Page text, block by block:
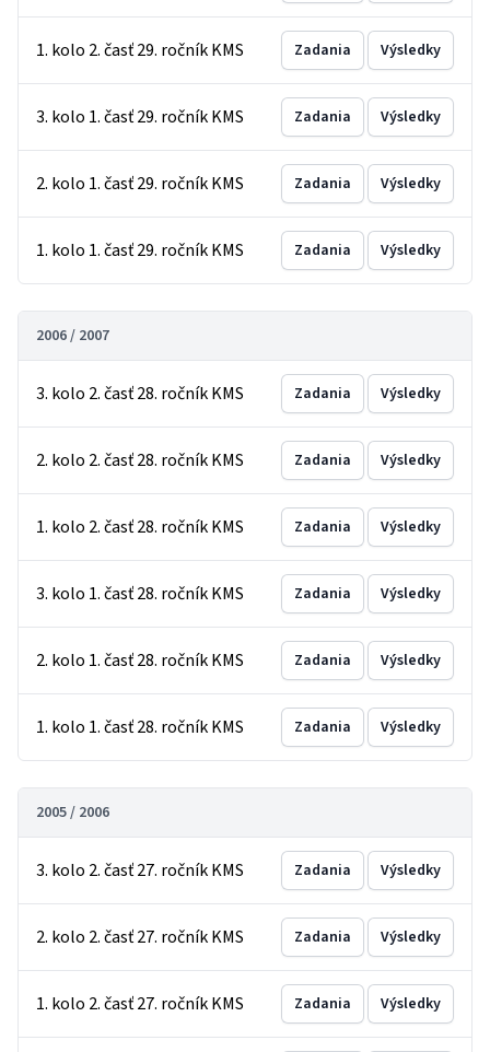
1. kolo 2. časť 29. ročník KMS Zadania Výsledky
3. kolo 1. časť 29. ročník KMS Zadania Výsledky
2. kolo 1. časť 29. ročník KMS Zadania Výsledky
1. kolo 1. časť 29. ročník KMS Zadania Výsledky
2006 / 2007
3. kolo 2. časť 28. ročník KMS Zadania Výsledky
2. kolo 2. časť 28. ročník KMS Zadania Výsledky
1. kolo 2. časť 28. ročník KMS Zadania Výsledky
3. kolo 1. časť 28. ročník KMS Zadania Výsledky
2. kolo 1. časť 28. ročník KMS Zadania Výsledky
1. kolo 1. časť 28. ročník KMS Zadania Výsledky
2005 / 2006
3. kolo 2. časť 27. ročník KMS Zadania Výsledky
2. kolo 2. časť 27. ročník KMS Zadania Výsledky
1. kolo 2. časť 27. ročník KMS Zadania Výsledky